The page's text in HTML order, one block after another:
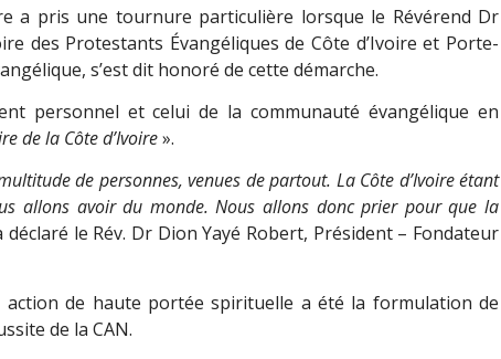
a pris une tournure particulière lorsque le Révérend Dr
des Protestants Évangéliques de Côte d’Ivoire et Porte-
s’est dit honoré de cette démarche.
personnel et celui de la communauté évangélique en
de la Côte d’Ivoire».
de personnes, venues de partout. La Côte d’Ivoire étant
allons avoir du monde. Nous allons donc prier pour que la
déclaré le Rév. Dr Dion Yayé Robert, Président – Fondateur
de haute portée spirituelle a été la formulation de
de la CAN.